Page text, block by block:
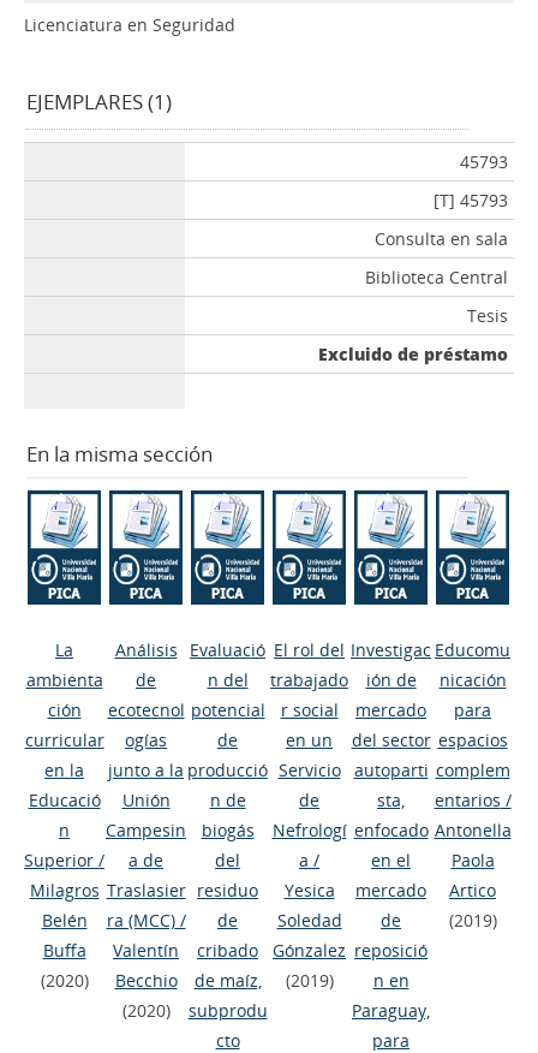
Licenciatura en Seguridad
EJEMPLARES (1)
45793
[T] 45793
Consulta en sala
Biblioteca Central
Tesis
Excluido de préstamo
En la misma sección
La
ambienta
ción
curricular
en la
Educació
n
Superior /
Milagros
Belén
Buffa
(2020)
Análisis
de
ecotecnol
ogías
junto a la
Unión
Campesin
a de
Traslasier
ra (MCC)/
Valentín
Becchio
(2020)
Evaluació
n del
potencial
de
producció
n de
biogás
del
residuo
de
cribado
de maíz,
subprodu
cto
El rol del
trabajado
r social
en un
Servicio
de
Nefrologí
a /
Yesica
Soledad
Gónzalez
(2019)
Investigac
ión de
mercado
del sector
autoparti
sta,
enfocado
en el
mercado
de
reposició
n en
Paraguay,
para
Educomu
nicación
para
espacios
complem
entarios /
Antonella
Paola
Artico
(2019)